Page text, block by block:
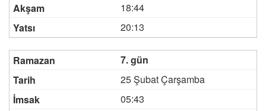
18:44
20:13
7. gün
25 Şubat Çarşamba
05:43